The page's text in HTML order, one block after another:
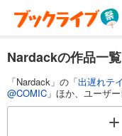
Nardackの作品一覧
「Nardack」の「出遅れテ
@COMIC 」ほか、ユーザ